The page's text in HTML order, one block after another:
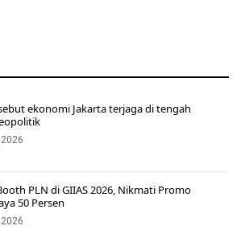
ekonomi Jakarta terjaga di tengah
PLN di GIIAS 2026, Nikmati Promo
50 Persen